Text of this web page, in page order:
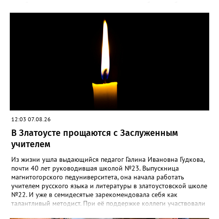
силы перед долгой зимовкой.
12:03 07.08.26
В Златоусте прощаются с Заслуженным
учителем
Из жизни ушла выдающийся педагог Галина Ивановна Гудкова,
почти 40 лет руководившая школой №23. Выпускница
магнитогорского педуниверситета, она начала работать
учителем русского языка и литературы в златоустовской школе
№22. И уже в семидесятые зарекомендовала себя как
талантливый методист. При её поддержке коллеги участвовали